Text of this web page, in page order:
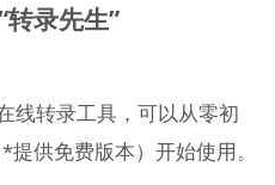
录先生”
线转录工具，可以从零初
供免费版本）开始使用。